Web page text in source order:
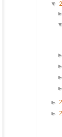
▼
►
►